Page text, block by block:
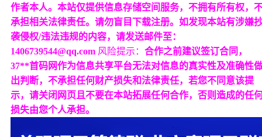
作者本人。本站仅提供信息存储空间服务，不拥有所有权，
承担相关法律责任。请勿盲目下载注册。如发现本站有涉嫌
袭侵权/违法违规的内容，请发送邮件至：
1406739544@qq.com 风险提示： 合作之前建议签订合同，
37**首码网作为信息共享平台无法对信息的真实性及准确性
出判断，不承担任何财产损失和法律责任，若您不同意该提
示，请关闭网页且不要在本站拓展任何合作，否则造成的任
损失由您个人承担。